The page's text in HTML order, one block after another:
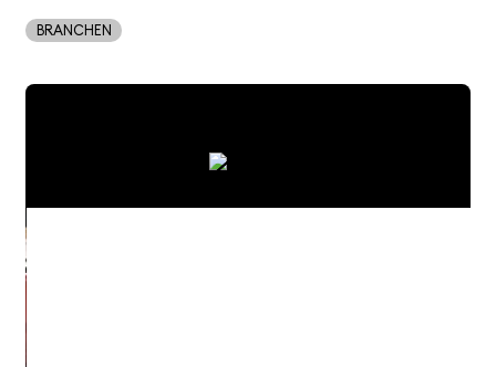
BRANCHEN